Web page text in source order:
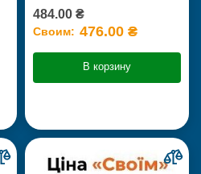
484.00 ₴
Своим: 476.00 ₴
В корзину